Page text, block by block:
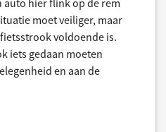
moet veiliger, maar
voldoende is.
iets gedaan moeten
en aan de